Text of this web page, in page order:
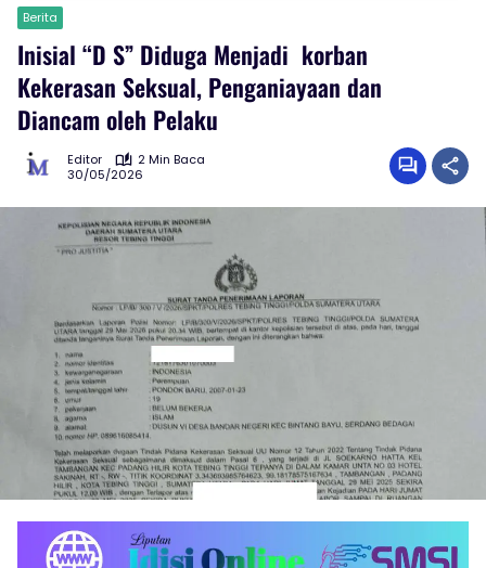
Berita
Inisial “D S” Diduga Menjadi korban
Kekerasan Seksual, Penganiayaan dan
Diancam oleh Pelaku
Editor
2 Min Baca
30/05/2026